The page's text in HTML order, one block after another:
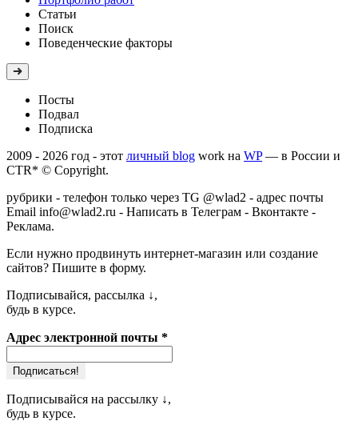
Статьи
Поиск
Поведенческие факторы
Посты
Подвал
Подписка
2009 - 2026 год - этот личный blog work на WP— в России и
CTR* © Copyright.
рубрики - телефон только через TG @wlad2 - адрес почты
Email info@wlad2.ru - Написать в Телеграм - Вконтакте -
Реклама.
Если нужно продвинуть интернет-магазин или создание
сайтов? Пишите в форму.
Подписывайся, рассылка ↓,
будь в курсе.
Адрес электронной почты *
Подписывайся на рассылку ↓,
будь в курсе.